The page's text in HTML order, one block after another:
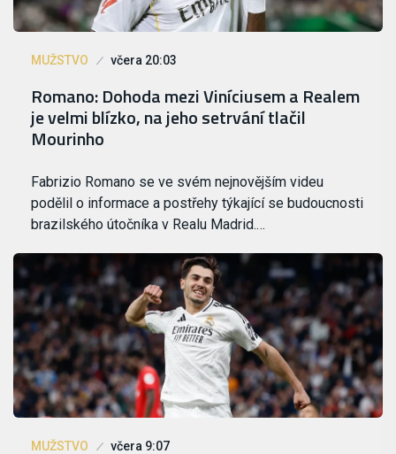
MUŽSTVO včera 20:03
Romano: Dohoda mezi Viníciusem a Realem
je velmi blízko, na jeho setrvání tlačil
Mourinho
Fabrizio Romano se ve svém nejnovějším videu
podělil o informace a postřehy týkající se budoucnosti
brazilského útočníka v Realu Madrid.…
MUŽSTVO včera 9:07